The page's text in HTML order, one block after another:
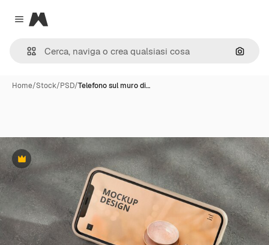
Close menu
Magnific
Cerca
Home/Stock/PSD/Telefono sul muro di…
Premium